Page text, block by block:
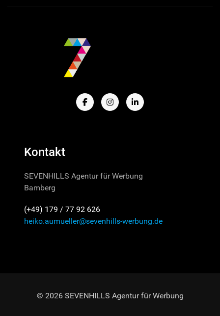
Kontakt
SEVENHILLS Agentur für Werbung
Bamberg
(+49) 179 / 77 92 626
heiko.aumueller@sevenhills-werbung.de
© 2026 SEVENHILLS Agentur für Werbung